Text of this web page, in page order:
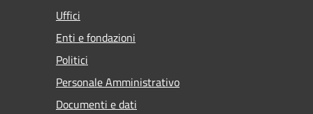
Uffici
Enti e fondazioni
Politici
Personale Amministrativo
Documenti e dati